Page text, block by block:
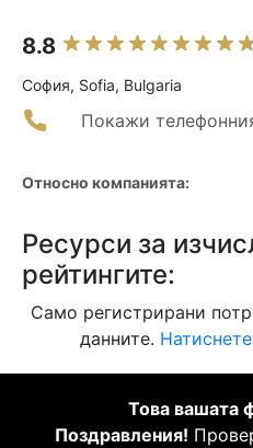
8.8
София, Sofia, Bulgaria
Покажи
Относно компанията:
Ресурси за
рейтингите:
Само регистрирани
данните.
Това вашата
Поздравления!